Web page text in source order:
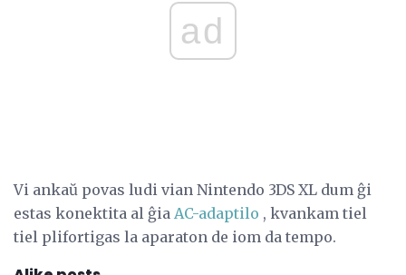
ad
Vi ankaŭ povas ludi vian Nintendo 3DS XL dum ĝi
estas konektita al ĝia AC-adaptilo , kvankam tiel
tiel plifortigas la aparaton de iom da tempo.